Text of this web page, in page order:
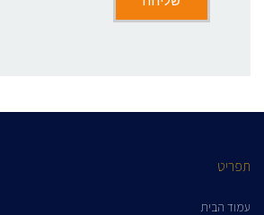
תפריט
עמוד הבית